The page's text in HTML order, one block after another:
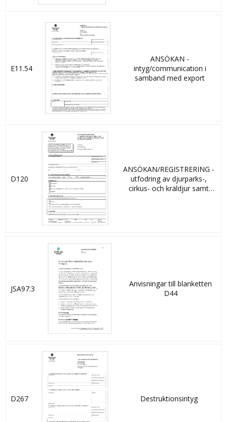
E11.54
ANSÖKAN -
intyg/communication i
samband med export
D120
ANSÖKAN/REGISTRERING -
utfodring av djurparks-,
cirkus- och kräldjur samt
JSA97:3
Anvisningar till blanketten
D44
D267 Destruktionsintyg